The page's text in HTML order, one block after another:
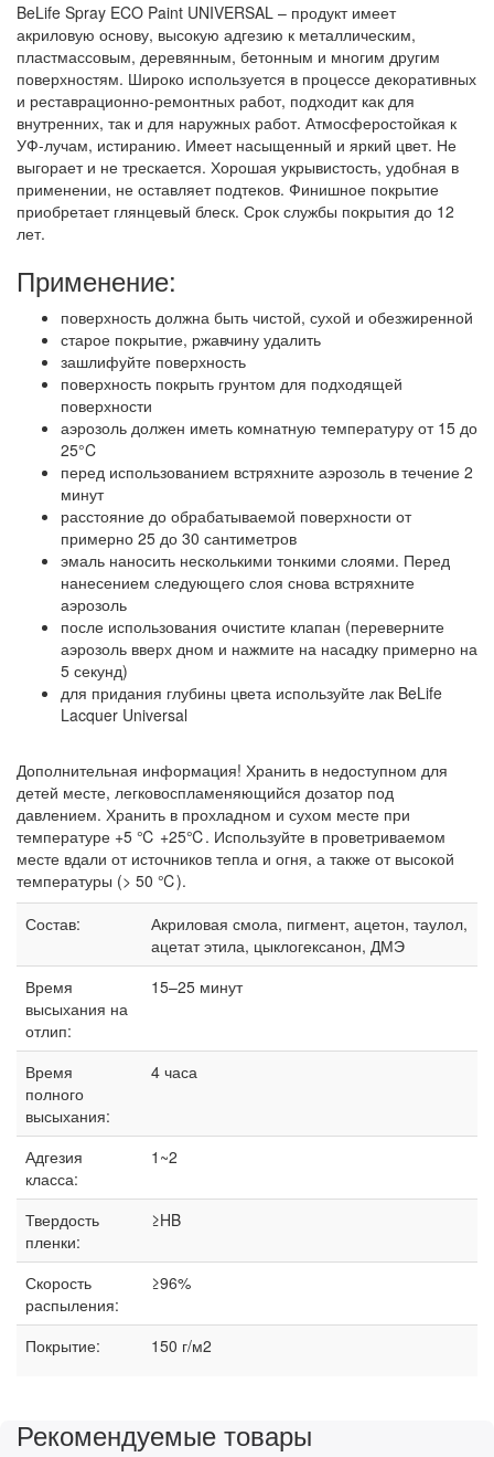
BeLife Spray ECO Paint UNIVERSAL – продукт имеет
акриловую основу, высокую адгезию к металлическим,
пластмассовым, деревянным, бетонным и многим другим
поверхностям. Широко используется в процессе декоративных
и реставрационно-ремонтных работ, подходит как для
внутренних, так и для наружных работ. Атмосферостойкая к
УФ-лучам, истиранию. Имеет насыщенный и яркий цвет. Не
выгорает и не трескается. Хорошая укрывистость, удобная в
применении, не оставляет подтеков. Финишное покрытие
приобретает глянцевый блеск. Срок службы покрытия до 12
лет.
Применение:
поверхность должна быть чистой, сухой и обезжиренной
старое покрытие, ржавчину удалить
зашлифуйте поверхность
поверхность покрыть грунтом для подходящей
поверхности
аэрозоль должен иметь комнатную температуру от 15 до
25°C
перед использованием встряхните аэрозоль в течение 2
минут
расстояние до обрабатываемой поверхности от
примерно 25 до 30 сантиметров
эмаль наносить несколькими тонкими слоями. Перед
нанесением следующего слоя снова встряхните
аэрозоль
после использования очистите клапан (переверните
аэрозоль вверх дном и нажмите на насадку примерно на
5 секунд)
для придания глубины цвета используйте лак BeLife
Lacquer Universal
Дополнительная информация! Хранить в недоступном для
детей месте, легковоспламеняющийся дозатор под
давлением. Хранить в прохладном и сухом месте при
температуре +5 ℃ +25℃. Используйте в проветриваемом
месте вдали от источников тепла и огня, а также от высокой
температуры (> 50 ℃).
Состав:
Акриловая смола, пигмент, ацетон, таулол,
ацетат этила, цыклогексанон, ДМЭ
Время
высыхания на
отлип:
15–25 минут
Время
полного
высыхания:
4 часа
Адгезия
класса:
1~2
Твердость
пленки:
≥HB
Скорость
распыления:
≥96%
Покрытие: 150 г/м2
Рекомендуемые товары